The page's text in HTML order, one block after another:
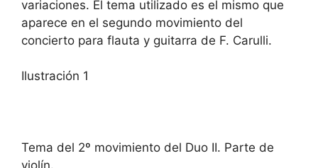
variaciones. El tema utilizado es el mismo que
aparece en el segundo movimiento del
concierto para flauta y guitarra de F. Carulli.
Ilustración 1
Tema del 2º movimiento del Duo II. Parte de